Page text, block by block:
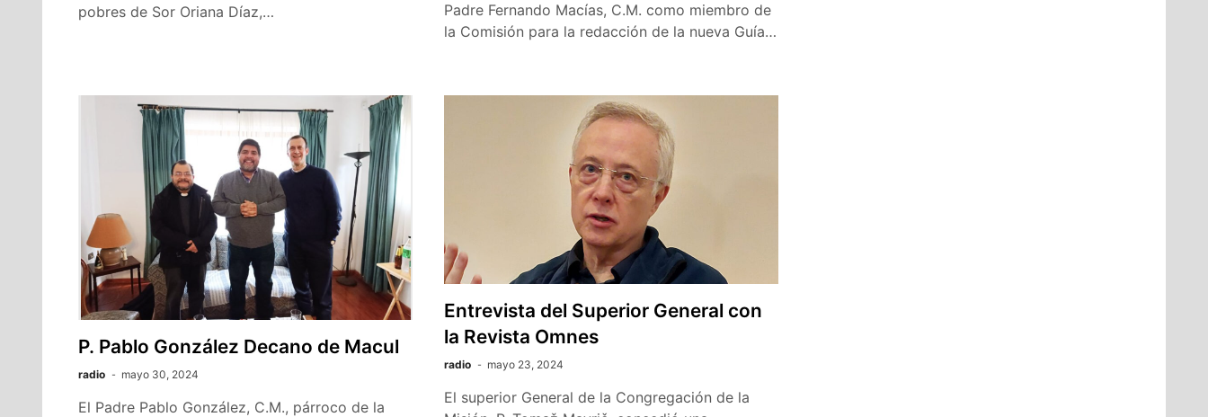
pobres de Sor Oriana Díaz,…
Padre Fernando Macías, C.M. como miembro de
la Comisión para la redacción de la nueva Guía…
P. Pablo González Decano de Macul
radio mayo 30, 2024
El Padre Pablo González, C.M., párroco de la
Entrevista del Superior General con
la Revista Omnes
radio mayo 23, 2024
El superior General de la Congregación de la